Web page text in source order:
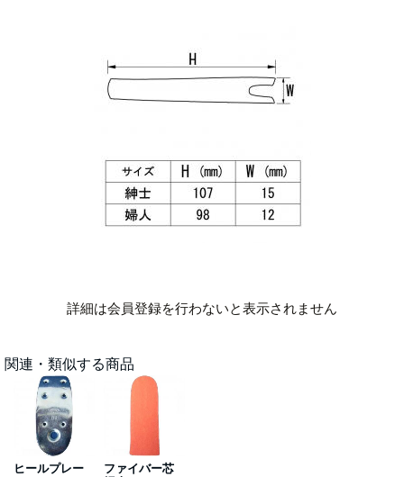
詳細は会員登録を行わないと表示されません
関連・類似する商品
ヒールプレー
ファイバー芯